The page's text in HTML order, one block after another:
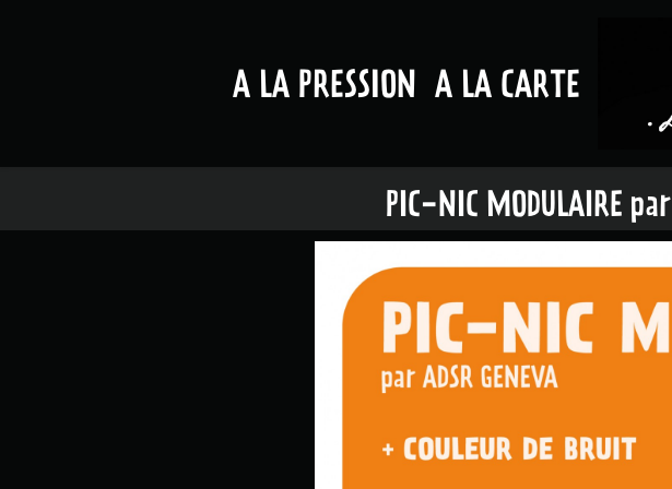
A LA PRESSION A LA CARTE
PIC-NIC MODULAIRE par